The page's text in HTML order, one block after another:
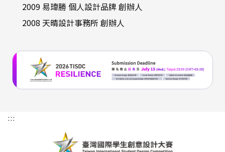
2009 易瑋勝 個人設計品牌 創辦人
2008 天晴設計事務所 創辦人
:::